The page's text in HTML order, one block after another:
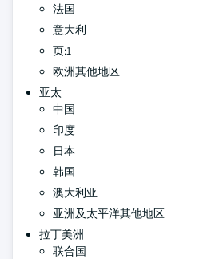
法国
意大利
页:1
欧洲其他地区
亚太
中国
印度
日本
韩国
澳大利亚
亚洲及太平洋其他地区
拉丁美洲
联合国